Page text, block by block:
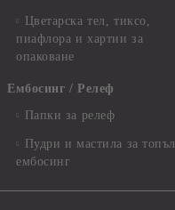
Цветарска тел, тиксо,
пиафлора и хартии за
опаковане
Ембосинг / Релеф
Папки за релеф
Пудри и мастила за топъл
ембосинг